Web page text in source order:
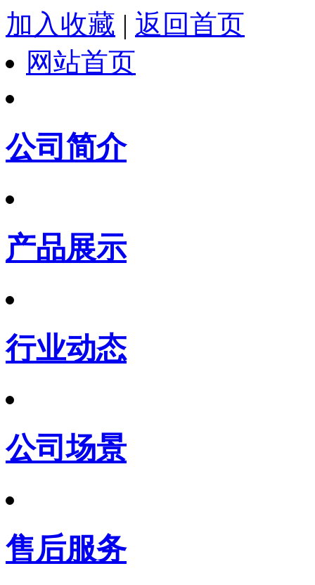
加入收藏 | 返回首页
网站首页
公司简介
产品展示
行业动态
公司场景
售后服务